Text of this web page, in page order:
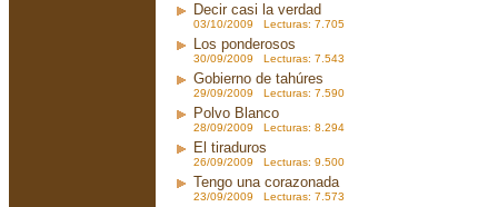
Decir casi la verdad
03/10/2009 Lecturas: 7.705
Los ponderosos
30/09/2009 Lecturas: 7.543
Gobierno de tahúres
29/09/2009 Lecturas: 7.590
Polvo Blanco
28/09/2009 Lecturas: 8.294
El tiraduros
26/09/2009 Lecturas: 9.500
Tengo una corazonada
23/09/2009 Lecturas: 7.573